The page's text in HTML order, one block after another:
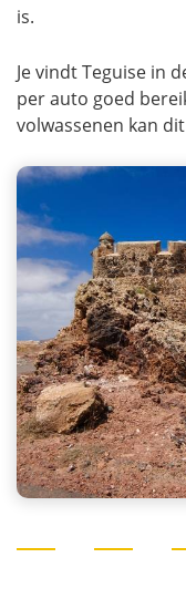
is.
Je vindt Teguise in
per auto goed
volwassenen kan